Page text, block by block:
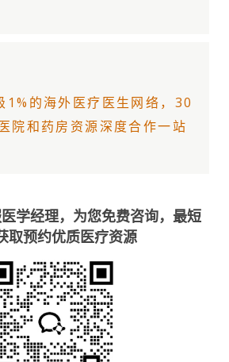
1%的海外医疗医生网络，30
院和药房资源深度合作一站
学经理，为您免费咨询，最短
取预约优质医疗资源